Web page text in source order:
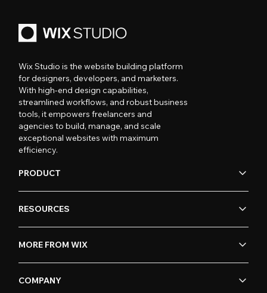
Wix Studio is the website building platform
for designers, developers, and marketers.
With high-end design capabilities,
streamlined workflows, and robust business
tools, it empowers freelancers and
agencies to build, manage, and scale
exceptional websites with maximum
efficiency.
PRODUCT
RESOURCES
MORE FROM WIX
COMPANY